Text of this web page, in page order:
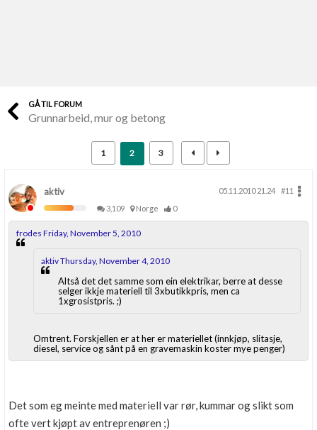
Finn håndverkere
Skaff dokumentasjon som mangler
Kundeservice
Få svar på det du lurer på
Kom i gang med Boligmappa
Se din bolig? Klikk her
Boligmappa+
Få mer ut av Boligmappa
Nytt
GÅ TIL FORUM
Grunnarbeid, mur og betong
1 2 3
aktiv 05.11.2010 21.24
#11
3,109
Norge 0
frodes Friday, November 5, 2010
aktiv Thursday, November 4, 2010
Altså det det samme som ein elektrikar, berre at desse
selger ikkje materiell til 3xbutikkpris, men ca
1xgrosistpris. ;)
Omtrent. Forskjellen er at her er materiellet (innkjøp, slitasje,
diesel, service og sånt på en gravemaskin koster mye penger)
Det som eg meinte med materiell var rør, kummar og slikt som
ofte vert kjøpt av entreprenøren ;)